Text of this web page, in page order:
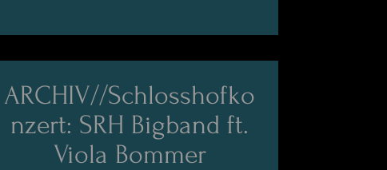
ARCHIV//Schlosshofko
nzert: SRH Bigband ft.
Viola Bommer